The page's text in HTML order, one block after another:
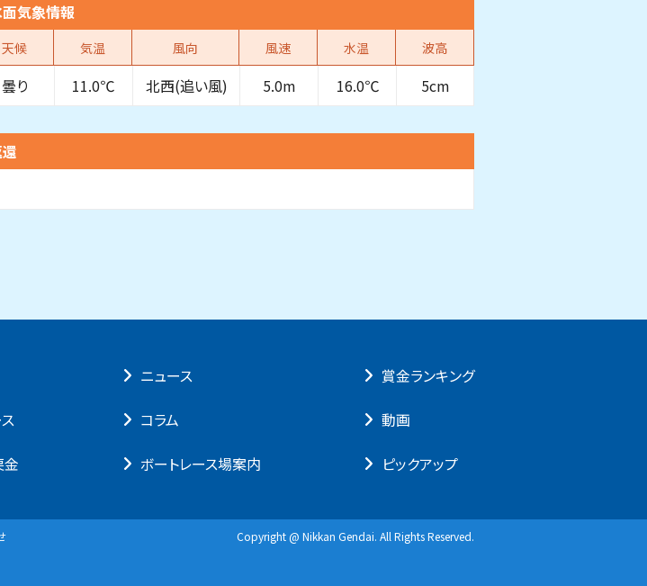
気象情報
天候
曇り
気温
11.0℃
風向
北西(追い風)
風速
5.0m
水温
16.0℃
波高
5cm
⾦
ニュース
コラム
ボートレース場案内
賞⾦ランキング
動画
ピックアップ
Copyright @ Nikkan Gendai. All Rights Reserved.